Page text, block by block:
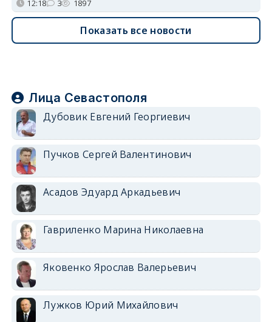
12:18 3 1897
Показать все новости
Лица Севастополя
Дубовик Евгений Георгиевич
Пучков Сергей Валентинович
Асадов Эдуард Аркадьевич
Гавриленко Марина Николаевна
Яковенко Ярослав Валерьевич
Лужков Юрий Михайлович